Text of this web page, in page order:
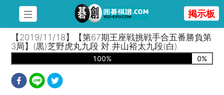
掲示板
【2019/11/18】【第67期王座戦挑戦手合五番勝負第
3局】(黒)芝野虎丸九段 対 井山裕太九段(白)
100% 0%